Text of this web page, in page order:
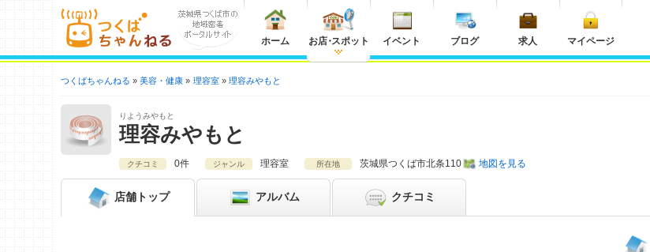
ホーム お店・スポット イベント ブログ 求人 マイページ
つくばちゃんねる 美容・健康 理容室 理容みやもと
りようみやもと
理容みやもと
クチコミ 0件 ジャンル 理容室 所在地 茨城県つくば市北条110 地図を見る
店舗 トップ アルバム クチコミ